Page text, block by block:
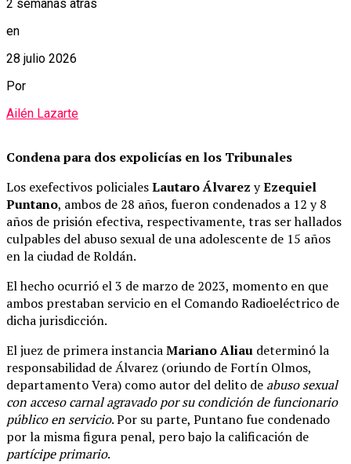
2 semanas atrás
en
28 julio 2026
Por
Ailén Lazarte
Condena para dos expolicías en los Tribunales
Los exefectivos policialesLautaro Álvarez yEzequiel
Puntano, ambos de 28 años, fueron condenados a 12 y 8
años de prisión efectiva, respectivamente, tras ser hallados
culpables del abuso sexual de una adolescente de 15 años
en la ciudad de Roldán.
El hecho ocurrió el 3 de marzo de 2023, momento en que
ambos prestaban servicio en el Comando Radioeléctrico de
dicha jurisdicción.
El juez de primera instanciaMariano Aliau determinó la
responsabilidad de Álvarez (oriundo de Fortín Olmos,
departamento Vera) como autor del delito de abuso sexual
con acceso carnal agravado por su condición de funcionario
público en servicio. Por su parte, Puntano fue condenado
por la misma figura penal, pero bajo la calificación de
partícipe primario.